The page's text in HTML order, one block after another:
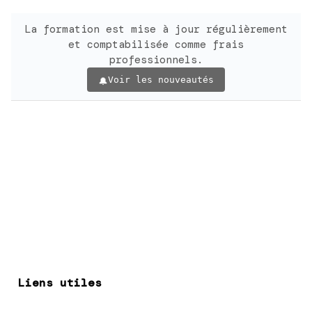
La formation est mise à jour régulièrement
et comptabilisée comme frais
professionnels.
Voir les nouveautés
Liens utiles